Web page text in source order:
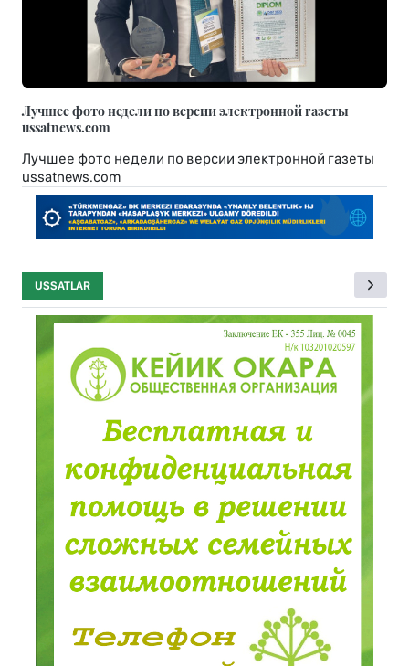
Лучшее фото недели по версии электронной газеты
ussatnews.com
Лучшее фото недели по версии электронной газеты
ussatnews.com
USSATLAR